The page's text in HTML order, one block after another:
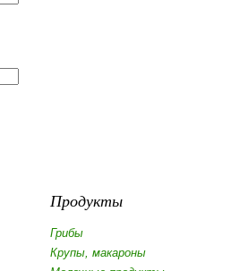
Продукты
Грибы
Крупы, макароны